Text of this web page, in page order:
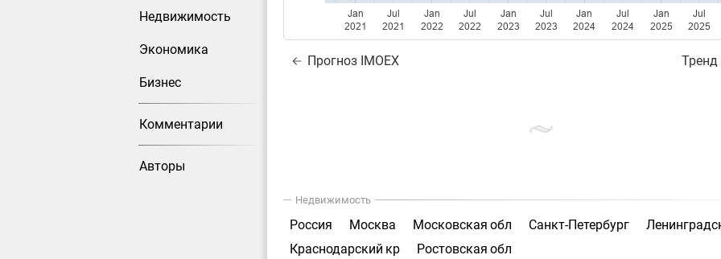
Недвижимость
Экономика
Бизнес
Комментарии
Авторы
Jan
2021
Jan
2022
Jan
2023
Jan
2024
Jan
2025
Jul
2021
Jul
2022
Jul
2023
Jul
2024
Jul
2025
Прогноз IMOEX Тренд
Недвижимость
Россия Москва Московская обл Санкт-Петербург
Краснодарский кр
Ростовская обл